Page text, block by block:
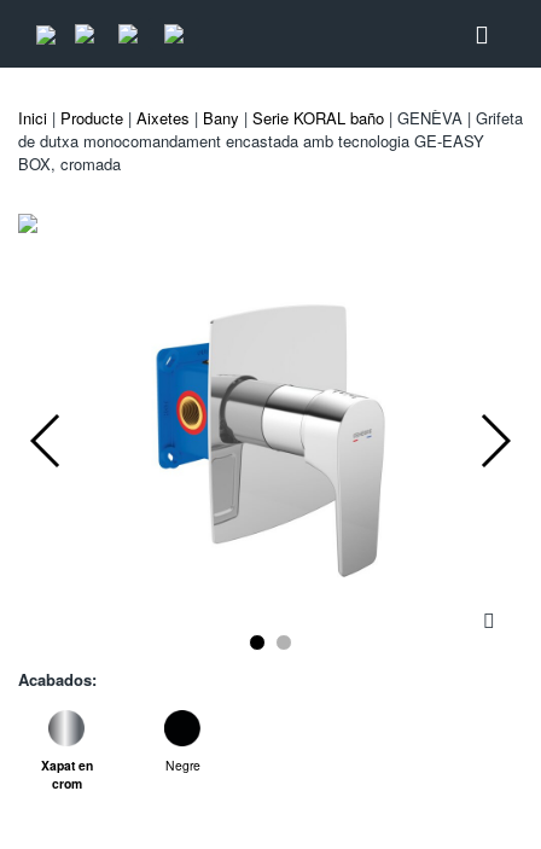
Inici | Producte | Aixetes | Bany | Serie KORAL baño | GENÈVA | Grifeta
de dutxa monocomandament encastada amb tecnologia GE-EASY
BOX, cromada
Acabados:
Xapat en
crom
Negre